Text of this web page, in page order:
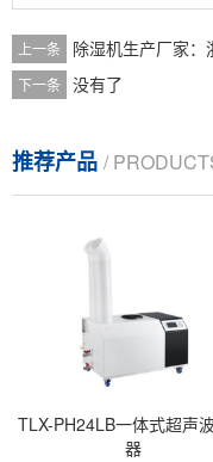
上一条 除湿机生产厂家
下一条 没有了
推荐产品 /
TLX-PH24LB一体式超声
器